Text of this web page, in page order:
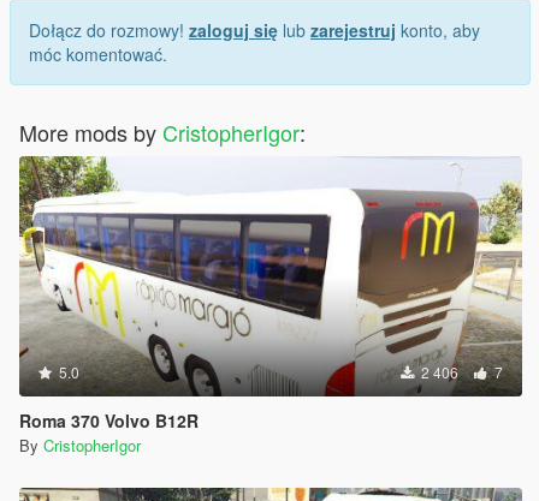
Dołącz do rozmowy! zaloguj się lub zarejestruj konto, aby
móc komentować.
More mods by CristopherIgor:
5.0 2 406 7
Roma 370 Volvo B12R
By CristopherIgor